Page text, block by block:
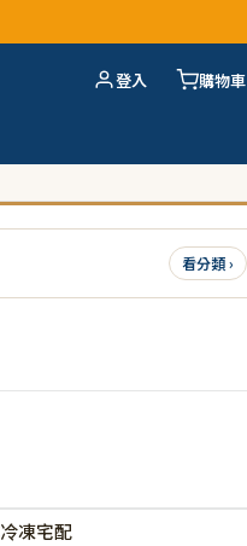
登入 購物車
看分類 ›
冷凍宅配